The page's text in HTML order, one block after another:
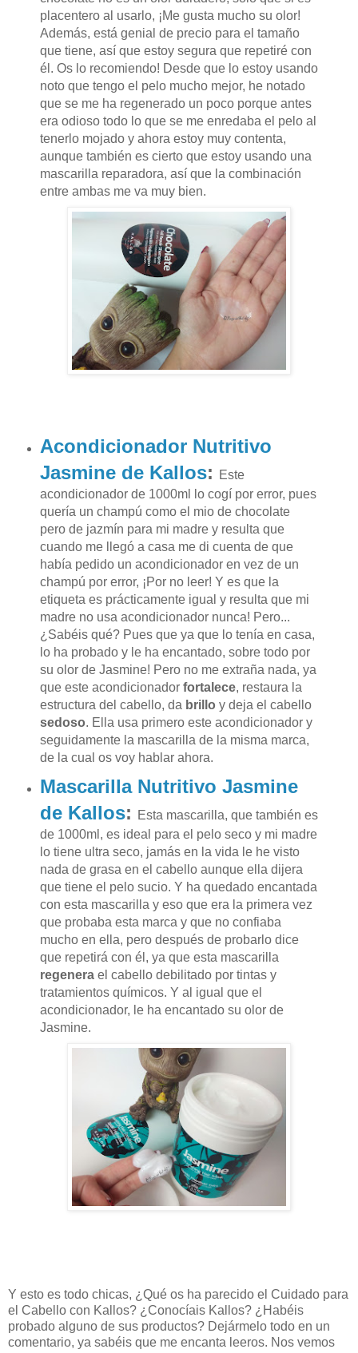
placentero al usarlo, ¡Me gusta mucho su olor!
Además, está genial de precio para el tamaño
que tiene, así que estoy segura que repetiré con
él. Os lo recomiendo! Desde que lo estoy usando
noto que tengo el pelo mucho mejor, he notado
que se me ha regenerado un poco porque antes
era odioso todo lo que se me enredaba el pelo al
tenerlo mojado y ahora estoy muy contenta,
aunque también es cierto que estoy usando una
mascarilla reparadora, así que la combinación
entre ambas me va muy bien.
Acondicionador Nutritivo
Jasmine de Kallos:
Este
acondicionador de 1000ml lo cogí por error, pues
quería un champú como el mio de chocolate
pero de jazmín para mi madre y resulta que
cuando me llegó a casa me di cuenta de que
había pedido un acondicionador en vez de un
champú por error, ¡Por no leer! Y es que la
etiqueta es prácticamente igual y resulta que mi
madre no usa acondicionador nunca! Pero...
¿Sabéis qué? Pues que ya que lo tenía en casa,
lo ha probado y le ha encantado, sobre todo por
su olor de Jasmine! Pero no me extraña nada, ya
que este acondicionador fortalece, restaura la
estructura del cabello, da brillo y deja el cabello
sedoso. Ella usa primero este acondicionador y
seguidamente la mascarilla de la misma marca,
de la cual os voy hablar ahora.
Mascarilla Nutritivo Jasmine
de Kallos:
Esta mascarilla, que también es
de 1000ml, es ideal para el pelo seco y mi madre
lo tiene ultra seco, jamás en la vida le he visto
nada de grasa en el cabello aunque ella dijera
que tiene el pelo sucio. Y ha quedado encantada
con esta mascarilla y eso que era la primera vez
que probaba esta marca y que no confiaba
mucho en ella, pero después de probarlo dice
que repetirá con él, ya que esta mascarilla
regenerael cabello debilitado por tintas y
tratamientos químicos. Y a l igual que el
acondicionador, le ha encantado su olor de
Jasmine.
Y esto es todo chicas, ¿Qué os ha parecido el Cuidado para
el Cabello con Kallos? ¿Conocíais Kallos? ¿Habéis
probado alguno de sus productos? Dejármelo todo en un
comentario, ya sabéis que me encanta leeros. Nos vemos